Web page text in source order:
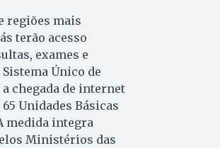
regiões mais
terão acesso
exames e
Único de
a chegada de internet
Unidades Básicas
medida integra
Ministérios das